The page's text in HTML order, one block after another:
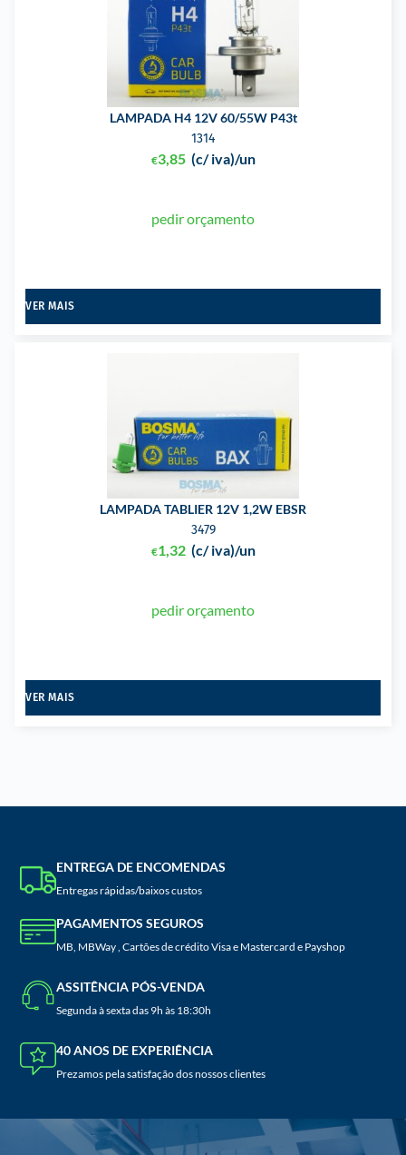
LAMPADA H4 12V 60/55W P43t
1314
€3,85 (c/ iva)/un
pedir orçamento
VER MAIS
LAMPADA TABLIER 12V 1,2W EBSR
3479
€1,32 (c/ iva)/un
pedir orçamento
VER MAIS
ENTREGA DE ENCOMENDAS
Entregas rápidas/baixos custos
PAGAMENTOS SEGUROS
MB, MBWay , Cartões de crédito Visa e Mastercard e Payshop
ASSITÊNCIA PÓS-VENDA
Segunda à sexta das 9h às 18:30h
40 ANOS DE EXPERIÊNCIA
Prezamos pela satisfação dos nossos clientes